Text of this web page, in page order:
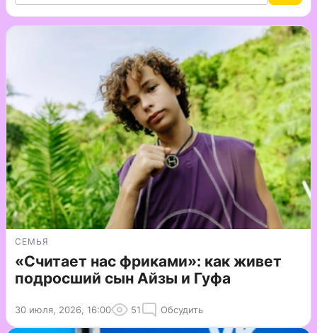
СЕМЬЯ
«Считает нас фриками»: как живет
подросший сын Айзы и Гуфа
30 июля, 2026, 16:00 51 Обсудить